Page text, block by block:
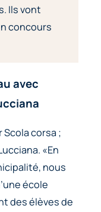
Ils vont
concours
avec
corsa ;
«En
nous
école
des élèves de